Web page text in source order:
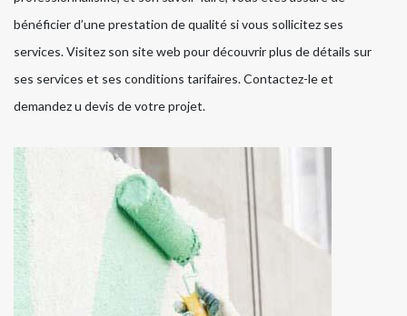
bénéficier d’une prestation de qualité si vous sollicitez ses
services. Visitez son site web pour découvrir plus de détails sur
ses services et ses conditions tarifaires. Contactez-le et
demandez u devis de votre projet.